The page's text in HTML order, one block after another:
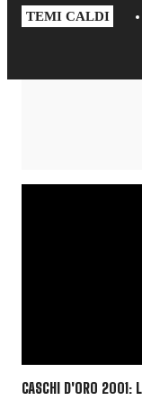
TEMI CALDI
CASCHI D'ORO 2001: